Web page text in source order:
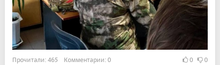
Прочитали: 465 Комментарии: 0 0 0